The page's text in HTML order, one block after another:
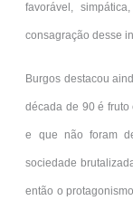
favorável,
consagração desse
Burgos destacou
década de 90 é
e que não foram
sociedade
então o